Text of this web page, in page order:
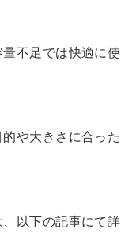
不足では快適に使
や大きさに合った
以下の記事にて詳